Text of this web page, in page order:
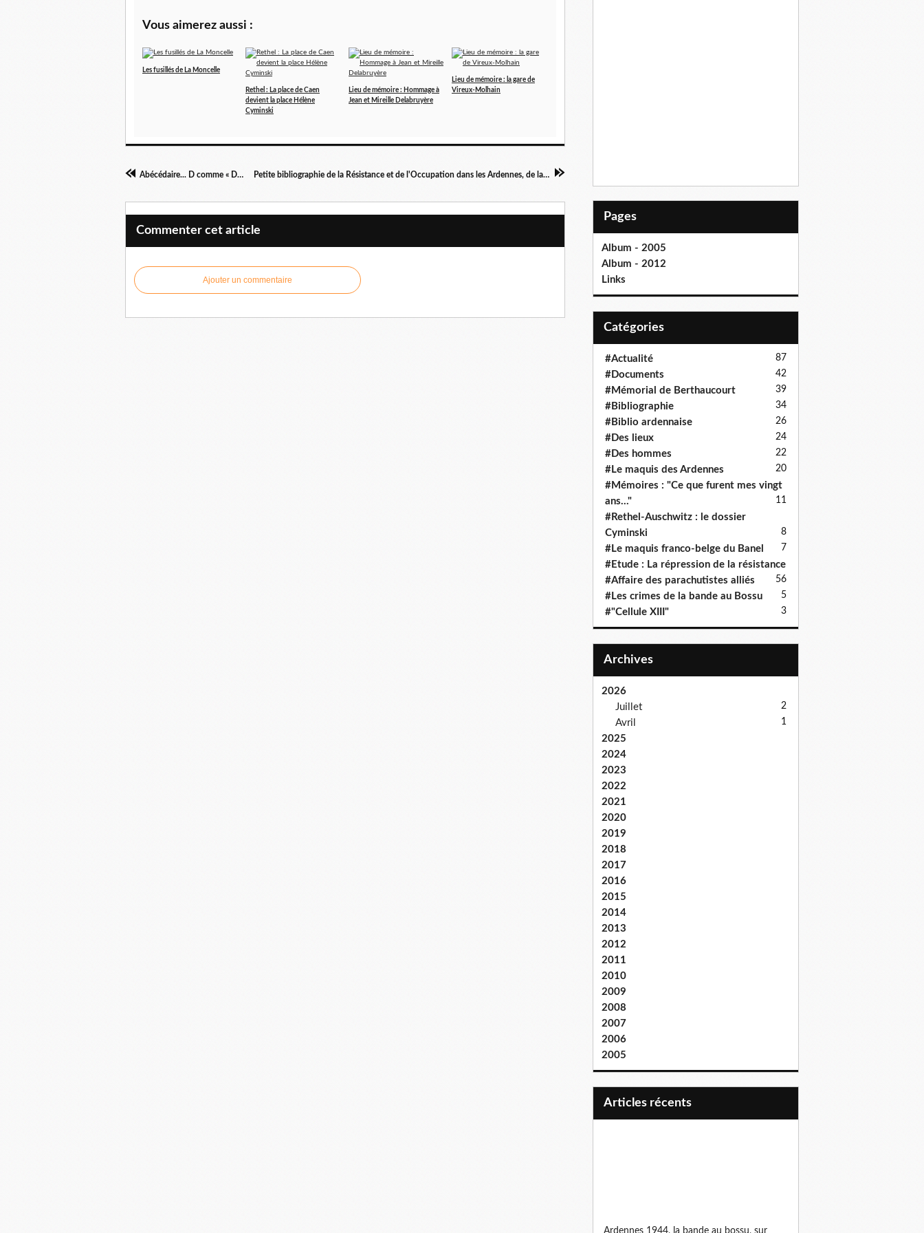
Vous aimerez aussi :
Les fusillés de La Moncelle
Rethel : La place de Caen
devient la place Hélène
Cyminski
Lieu de mémoire : Hommage à
Jean et Mireille Delabruyère
Lieu de mémoire : la gare de
Vireux-Molhain
Abécédaire... D comme « Dame blanche » Petite bibliographie de la Résistance et de l'Occupation dans les Ardennes, de la Libération à l'année 2000 (1952)
Commenter cet article
Ajouter un commentaire
Pages
Album - 2005
Album - 2012
Links
Catégories
#Actualité 87
#Documents 42
#Mémorial de Berthaucourt 39
#Bibliographie 34
#Biblio ardennaise 26
#Des lieux 24
#Des hommes 22
#Le maquis des Ardennes 20
#Mémoires : "Ce que furent mes vingt
ans..."
11
#Rethel-Auschwitz : le dossier
Cyminski
8
#Le maquis franco-belge du Banel 7
#Etude : La répression de la résistance
6
#Affaire des parachutistes alliés 5
#Les crimes de la bande au Bossu 5
#"Cellule XIII" 3
Archives
2026
Juillet
2
Avril 1
2025
2024
2023
2022
2021
2020
2019
2018
2017
2016
2015
2014
2013
2012
2011
2010
2009
2008
2007
2006
2005
articles récents
ardennes 1944, la bande au bossu, sur